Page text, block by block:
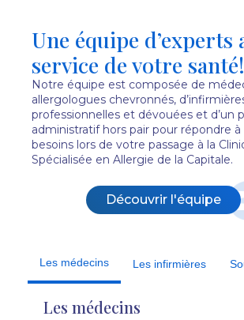
Une équipe d’experts
service de votre santé!
Notre équipe est composée de
allergologues chevronnés,
professionnelles et dévouées et d’un
administratif hors pair pour répondre
besoins lors de votre passage à la
Spécialisée en Allergie de la Capitale.
Découvrir l'équipe
Les médecins Les infirmières
Les médecins